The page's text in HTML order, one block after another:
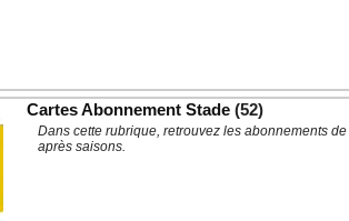
Cartes Abonnement Stade (52)
Dans cette rubrique, retrouvez les abonnements
après saisons.